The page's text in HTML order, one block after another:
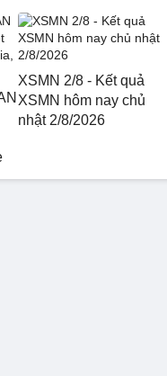
XSMN 2/8 - Kết quả
XSMN hôm nay chủ
nhật 2/8/2026